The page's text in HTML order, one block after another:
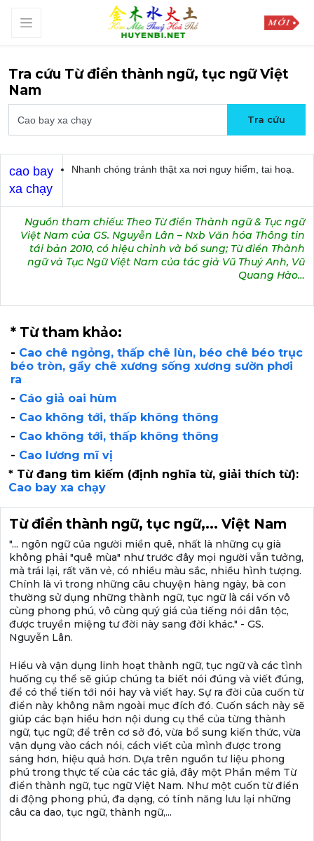
Tra cứu Từ điển thành ngữ, tục ngữ Việt
Nam
cao bay
xa chạy
Nhanh chóng tránh thật xa nơi nguy hiểm, tai hoạ.
Nguồn tham chiếu: Theo Từ điển Thành ngữ & Tục ngữ
Việt Nam của GS. Nguyễn Lân – Nxb Văn hóa Thông tin
tái bản 2010, có hiệu chỉnh và bổ sung; Từ điển Thành
ngữ và Tục Ngữ Việt Nam của tác giả Vũ Thuý Anh, Vũ
Quang Hào…
* Từ tham khảo:
- Cao chê ngỏng, thấp chê lùn, béo chê béo trục
béo tròn, gầy chê xương sống xương sườn phơi
ra
- Cáo giả oai hùm
- Cao không tới, thấp không thông
- Cao không tới, thấp không thông
- Cao lương mĩ vị
* Từ đang tìm kiếm (định nghĩa từ, giải thích từ):
Cao bay xa chạy
Từ điển thành ngữ, tục ngữ,... Việt Nam
"... ngôn ngữ của người miền quê, nhất là những cụ già
không phải "quê mùa" như trước đây mọi người vẫn tưởng,
mà trái lại, rất văn vẻ, có nhiều màu sắc, nhiều hình tượng.
Chính là vì trong những câu chuyện hàng ngày, bà con
thường sử dụng những thành ngữ, tục ngữ là cái vốn vô
cùng phong phú, vô cùng quý giá của tiếng nói dân tộc,
được truyền miệng tư đời này sang đời khác." - GS.
Nguyễn Lân.
Hiểu và vận dụng linh hoạt thành ngữ, tục ngữ và các tình
huống cụ thể sẽ giúp chúng ta biết nói đúng và viết đúng,
để có thể tiến tới nói hay và viết hay. Sự ra đời của cuốn từ
điển này không nằm ngoài mục đích đó. Cuốn sách này sẽ
giúp các bạn hiểu hơn nội dung cụ thể của từng thành
ngữ, tục ngữ; để trên cơ sở đó, vừa bổ sung kiến thức, vừa
vận dụng vào cách nói, cách viết của mình được trong
sáng hơn, hiệu quả hơn. Dựa trên nguồn tư liệu phong
phú trong thực tế của các tác giả, đây một Phần mềm Từ
điển thành ngữ, tục ngữ Việt Nam. Như một cuốn từ điển
di động phong phú, đa dạng, có tính năng lưu lại những
câu ca dao, tục ngữ, thành ngữ,...